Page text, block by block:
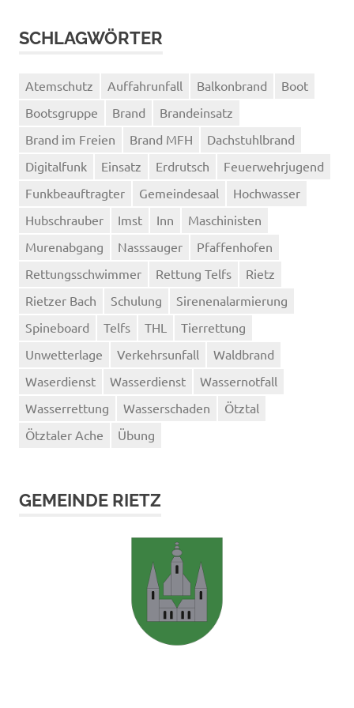
SCHLAGWÖRTER
Atemschutz Auffahrunfall Balkonbrand
Boot
Bootsgruppe
Brand
Brandeinsatz
Brand im Freien
Brand MFH
Dachstuhlbrand
Digitalfunk
Einsatz Erdrutsch
Feuerwehrjugend
Funkbeauftragter
Gemeindesaal
Hochwasser
Hubschrauber
Imst Inn
Maschinisten
Murenabgang
Nasssauger
Pfaffenhofen
Rettungsschwimmer
Rettung Telfs
Rietz
Rietzer Bach
Schulung
Sirenenalarmierung
Spineboard
Telfs THL
Tierrettung
Unwetterlage
Verkehrsunfall
Waldbrand
Waserdienst
Wasserdienst
Wassernotfall
Wasserrettung
Wasserschaden
Ötztal
Ötztaler Ache
Übung
GEMEINDE RIETZ